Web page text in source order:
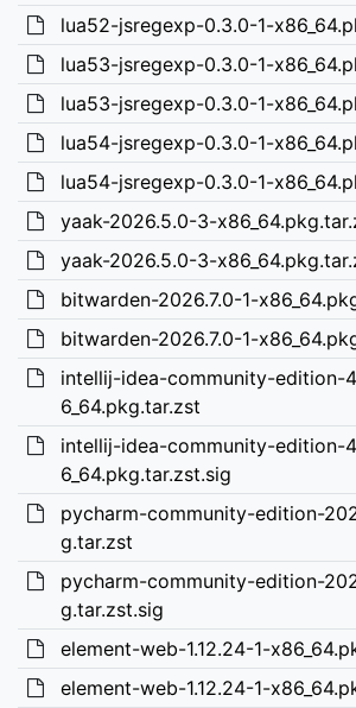
lua52-jsregexp-0.3.0-1-
lua53-jsregexp-0.3.0-1-
lua53-jsregexp-0.3.0-1-
lua54-jsregexp-0.3.0-1-
lua54-jsregexp-0.3.0-1-
yaak-2026.5.0-3-
yaak-2026.5.0-3-
bitwarden-2026.7.0-1-
bitwarden-2026.7.0-1-
intellij-idea-community-edition-
6_64.pkg.tar.zst
intellij-idea-community-edition-
6_64.pkg.tar.zst.sig
pycharm-community-edition-
g.tar.zst
pycharm-community-edition-
g.tar.zst.sig
element-web-1.12.24-1-
element-web-1.12.24-1-